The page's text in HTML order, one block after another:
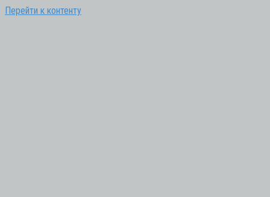
Перейти к контенту